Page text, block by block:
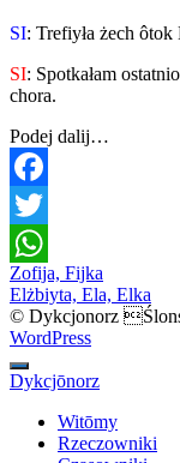
SI: Trefiyła żech ôtok
SI: Spotkałam
chora.
Podej dalij…
Facebook
Twitter
WhatsApp
Post
navigation
Zofija, Fijka
Elżbiyta, Ela, Elka
© Dykcjonorz
WordPress
Dykcjōnorz
Witōmy
Rzeczowniki